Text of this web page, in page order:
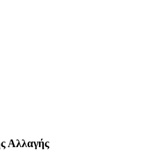
Αλλαγής